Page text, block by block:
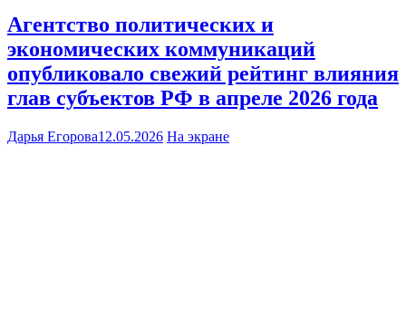
Агентство политических и
экономических коммуникаций
опубликовало свежий рейтинг влияния
глав субъектов РФ в апреле 2026 года
Дарья Егорова12.05.2026 На экране